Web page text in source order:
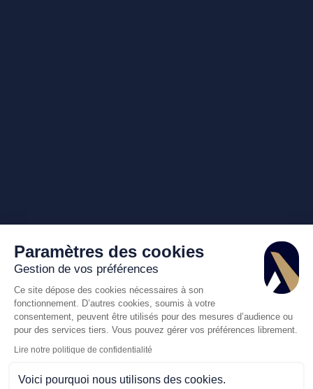
Paramètres des cookies
Gestion de vos préférences
Ce site dépose des cookies nécessaires à son
fonctionnement. D’autres cookies, soumis à votre
consentement, peuvent être utilisés pour des mesures d’audience ou
pour des services tiers. Vous pouvez gérer vos préférences librement.
Lire notre politique de confidentialité
Voici pourquoi nous utilisons des cookies.